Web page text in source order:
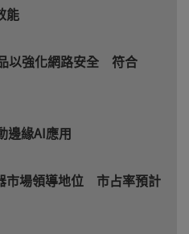
能
以強化網路安全 符合
邊緣AI應用
市場領導地位 市占率預計